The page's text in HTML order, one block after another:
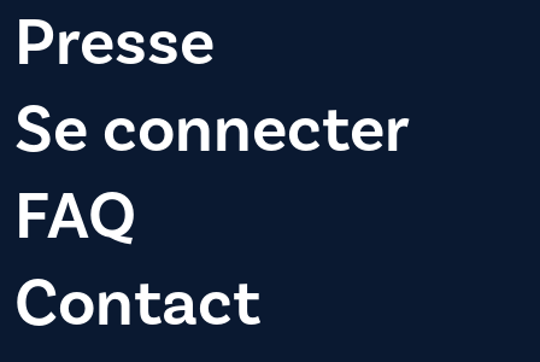
Presse
Se connecter
FAQ
Contact